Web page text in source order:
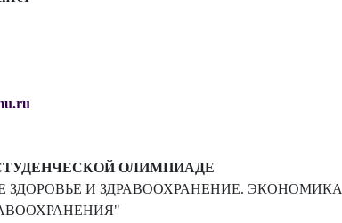
ОЛИМПИАДЕ
И ЗДРАВООХРАНЕНИЕ. ЭКОНОМИКА